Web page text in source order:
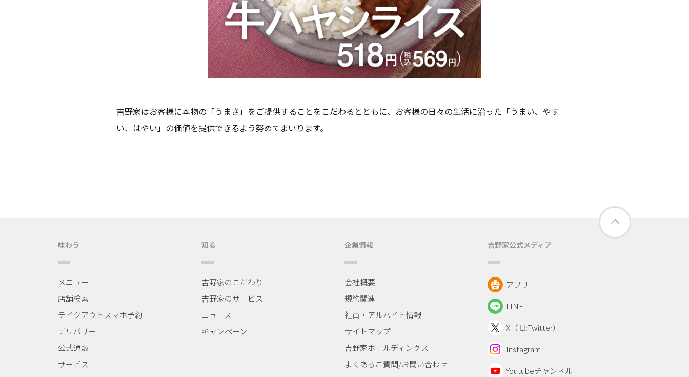
吉野家はお客様に本物の「うまさ」をご提供することをこだわるとともに、お客様の日々の生活に沿った「うまい、やす
い、はやい」の価値を提供できるよう努めてまいります。
吉野家公式メディア
アプリ
LINE
X（旧:Twitter）
Instagram
Youtubeチャンネル
企業情報
会社概要
規約関連
社員・アルバイト情報
サイトマップ
吉野家ホールディングス
よくあるご質問/お問い合わせ
知る
吉野家のこだわり
吉野家のサービス
ニュース
キャンペーン
味わう
メニュー
店舗検索
テイクアウトスマホ予約
デリバリー
公式通販
サービス